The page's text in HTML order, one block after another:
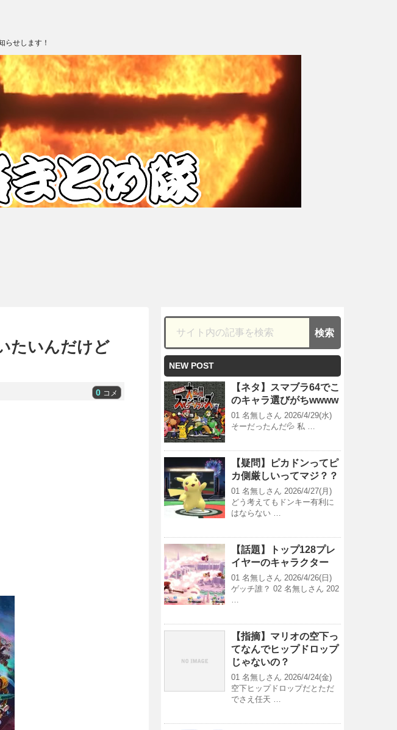
らせします！
たいんだけど
0 コメ
NEW POST
【ネタ】スマブラ64でこ
のキャラ選びがちwwww
01 名無しさん 2026/4/29(水)
そーだったんだ💦 私 …
【疑問】ピカドンってピ
カ側厳しいってマジ？？
01 名無しさん 2026/4/27(月)
どう考えてもドンキー有利に
はならない …
【話題】トップ128プレ
イヤーのキャラクター
01 名無しさん 2026/4/26(日)
ゲッチ誰？ 02 名無しさん 202
…
【指摘】マリオの空下っ
てなんでヒップドロップ
じゃないの？
01 名無しさん 2026/4/24(金)
空下ヒップドロップだとただ
でさえ任天 …